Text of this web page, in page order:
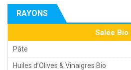
RAYONS
Salée Bio
Pâte
Huiles d’Olives & Vinaigres Bio